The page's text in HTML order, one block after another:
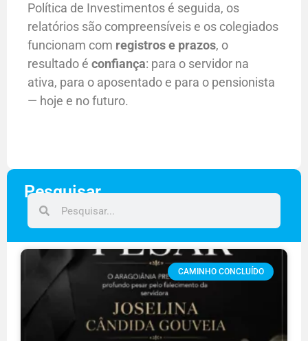
Política de Investimentos é seguida, os
relatórios são compreensíveis e os colegiados
funcionam com registros e prazos, o
resultado é confiança: para o servidor na
ativa, para o aposentado e para o pensionista
— hoje e no futuro.
Pesquisar
CAMINHO CONCLUÍDO